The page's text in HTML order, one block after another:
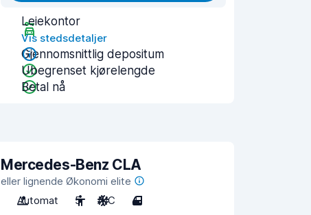
Leiekontor
Vis stedsdetaljer
Gjennomsnittlig depositum
Ubegrenset kjørelengde
Betal nå
Mercedes-Benz CLA
eller lignende Økonomi elite
Automat
5 A/C 4